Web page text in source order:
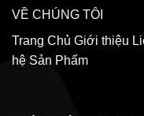
VỀ CHÚNG TÔI
Trang Chủ Giới thiệu
hệ Sản Phẩm